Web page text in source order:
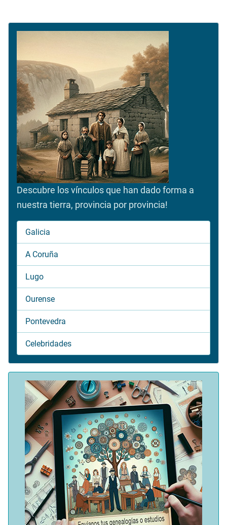
Descubre los vínculos que han dado forma a
nuestra tierra, provincia por provincia!
Galicia
A Coruña
Lugo
Ourense
Pontevedra
Celebridades